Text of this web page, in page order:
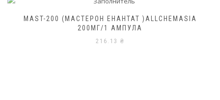
MAST-200 (МАСТЕРОН ЕНАНТАТ )ALLCHEMASIA
200МГ/1 АМПУЛА
216.13 ₴